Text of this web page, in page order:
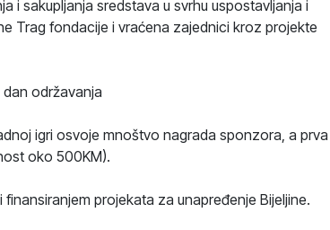
i sakupljanja sredstava u svrhu uspostavljanja i
Trag fondacije i vraćena zajednici kroz projekte
održavanja
igri osvoje mnoštvo nagrada sponzora, a prva
oko 500KM).
projekata za unapređenje Bijeljine.